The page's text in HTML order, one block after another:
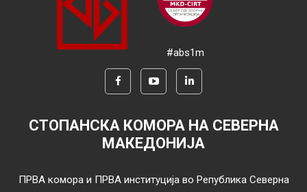
#abs1m
СТОПАНСКА КОМОРА НА СЕВЕРНА
МАКЕДОНИЈА
ПРВА комора и ПРВА институција во Република Северна